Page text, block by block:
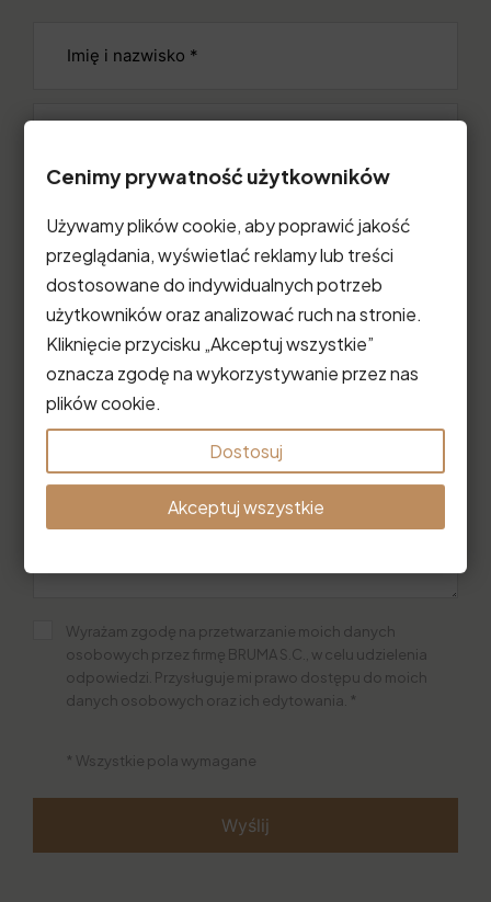
Wyrażam zgodę na przetwarzanie moich danych
osobowych przez firmę BRUMA S.C., w celu udzielenia
odpowiedzi. Przysługuje mi prawo dostępu do moich
danych osobowych oraz ich edytowania. *
* Wszystkie pola wymagane
Cenimy prywatność użytkowników
Używamy plików cookie, aby poprawić jakość
przeglądania, wyświetlać reklamy lub treści
dostosowane do indywidualnych potrzeb
użytkowników oraz analizować ruch na stronie.
Kliknięcie przycisku „Akceptuj wszystkie”
oznacza zgodę na wykorzystywanie przez nas
plików cookie.
Dostosuj
Akceptuj wszystkie